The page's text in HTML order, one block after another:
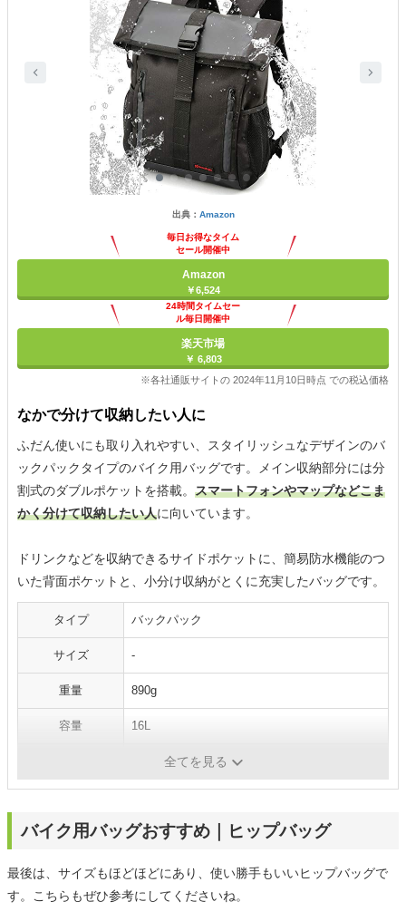
出典： Amazon
毎日お得なタイム
セール開催中
Amazon
￥6,524
24時間タイムセー
ル毎日開催中
楽天市場
￥ 6,803
※各社通販サイトの 2024年11月10日時点 での税込価格
なかで分けて収納したい人に
ふだん使いにも取り入れやすい、スタイリッシュなデザインのバ
ックパックタイプのバイク用バッグです。メイン収納部分には分
割式のダブルポケットを搭載。 スマートフォンやマップなどこま
かく分けて収納したい人に向いています。
ドリンクなどを収納できるサイドポケットに、簡易防水機能のつ
いた背面ポケットと、小分け収納がとくに充実したバッグです。
タイプ バックパック
サイズ -
重量 890g
容量 16L
リップストップ生地
全てを見る
バイク用バッグおすすめ｜ヒップバッグ
最後は、サイズもほどほどにあり、使い勝手もいいヒップバッグで
す。こちらもぜひ参考にしてくださいね。